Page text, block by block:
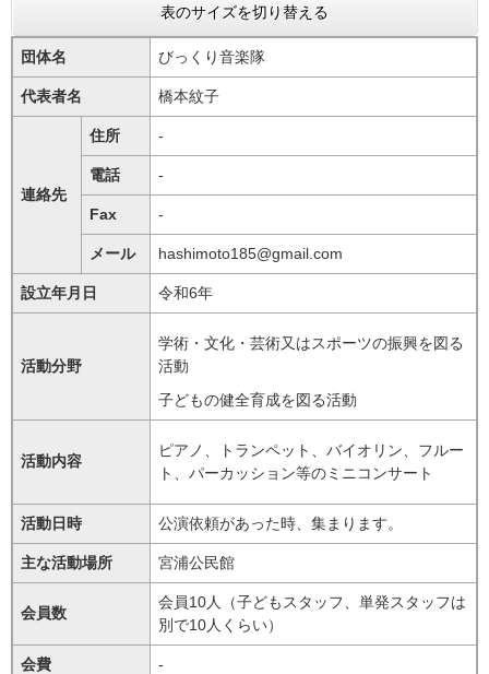
表のサイズを切り替える
団体名 びっくり音楽隊
代表者名 橋本紋子
連絡先
住所 -
電話 -
Fax -
メール hashimoto185@gmail.com
設立年月日 令和6年
活動分野
学術・文化・芸術又はスポーツの振興を図る
活動
子どもの健全育成を図る活動
活動内容
ピアノ、トランペット、バイオリン、フルー
ト、パーカッション等のミニコンサート
活動日時 公演依頼があった時、集まります。
主な活動場所 宮浦公民館
会員数
会員10人（子どもスタッフ、単発スタッフは
別で10人くらい）
会費 -